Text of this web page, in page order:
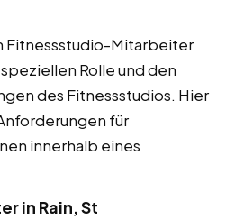
Fitnessstudio-Mitarbeiter
Rolle und den
des Fitnessstudios. Hier
für
innerhalb eines
in Rain, St